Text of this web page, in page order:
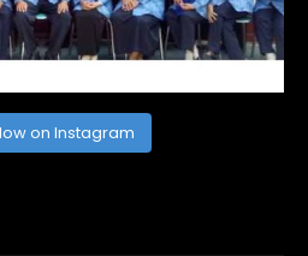
on Instagram